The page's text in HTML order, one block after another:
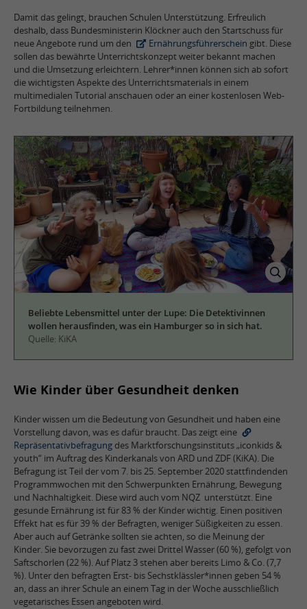
Damit das gelingt, brauchen Schulen Unterstützung. Erfreulich
deshalb, dass Bundesministerin Klöckner auch den Startschuss für
neue Angebote rund um den
Ernährungsführerschein gibt. Diese
sollen das bewährte Unterrichtskonzept weiter bekannt machen
und die Umsetzung erleichtern. Lehrer*innen können sich ab sofort
die wichtigsten Aspekte des Unterrichtsmaterials in einem
multimedialen Tutorial anschauen oder an einer kostenlosen Web-
Fortbildung teilnehmen.
Beliebte Lebensmittel unter der Lupe: Die Detektivinnen
wollen herausfinden, was ein Hamburger so in sich hat.
Quelle: KiKA
Wie Kinder über Gesundheit denken
Kinder wissen um die Bedeutung von Gesundheit und haben eine
Vorstellung davon, was es dafür braucht. Das zeigt eine
Repräsentativbefragung des Marktforschungsinstituts „iconkids &
youth“ im Auftrag des Kinderkanals von ARD und ZDF (KiKA). Die
Befragung ist Teil der vom 7. bis 25. September 2020 stattfindenden
Programmwochen mit den Schwerpunkten Ernährung, Bewegung
und Nachhaltigkeit. Diese wird auch vom NQZ unterstützt. Eine
gesunde Ernährung ist für 83 % der Kinder wichtig. Einen positiven
Effekt hat es für 39 % der Befragten, weniger Süßigkeiten zu essen.
Aber auch auf Getränke sollten sie achten, so die Meinung der
Kinder. Sie bevorzugen zu fast zwei Drittel Wasser (60 %), gefolgt von
Saftschorlen (22 %). Auf Platz 3 stehen aber bereits Limo & Co. (7,7
%). Unter den befragten Erst- bis Sechstklässler*innen geben 54 %
an, dass an ihrer Schule an einem Tag in der Woche ausschließlich
vegetarisches Essen angeboten wird.